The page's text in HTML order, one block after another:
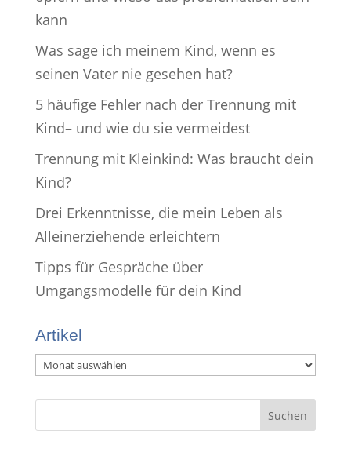
kann
Was sage ich meinem Kind, wenn es
seinen Vater nie gesehen hat?
5 häufige Fehler nach der Trennung mit
Kind– und wie du sie vermeidest
Trennung mit Kleinkind: Was braucht dein
Kind?
Drei Erkenntnisse, die mein Leben als
Alleinerziehende erleichtern
Tipps für Gespräche über
Umgangsmodelle für dein Kind
Artikel
Artikel